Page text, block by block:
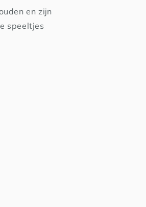
en zijn
speeltjes